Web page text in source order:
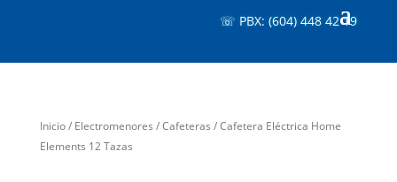
☏ PBX: (604) 448 42 19
Inicio/ Electromenores /Cafeteras / Cafetera Eléctrica Home
Elements 12 Tazas